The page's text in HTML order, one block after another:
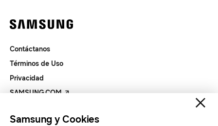
Contáctanos
Términos de Uso
Privacidad
SAMSUNG.COM
Copyright© SAMSUNG Todos los derechos reservados.
Samsung y Cookies